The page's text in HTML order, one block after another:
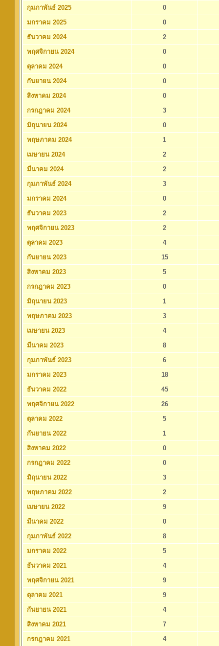
กุมภาพันธ์ 2025
0
มกราคม 2025
0
ธันวาคม 2024
2
พฤศจิกายน 2024
0
ตุลาคม 2024
0
กันยายน 2024
0
สิงหาคม 2024
0
กรกฎาคม 2024
3
มิถุนายน 2024
0
พฤษภาคม 2024
1
เมษายน 2024
2
มีนาคม 2024
2
กุมภาพันธ์ 2024
3
มกราคม 2024
0
ธันวาคม 2023
2
พฤศจิกายน 2023
2
ตุลาคม 2023
4
กันยายน 2023
15
สิงหาคม 2023
5
กรกฎาคม 2023
0
มิถุนายน 2023
1
พฤษภาคม 2023
3
เมษายน 2023
4
มีนาคม 2023
8
กุมภาพันธ์ 2023
6
มกราคม 2023
18
ธันวาคม 2022
45
พฤศจิกายน 2022
26
ตุลาคม 2022
5
กันยายน 2022
1
สิงหาคม 2022
0
กรกฎาคม 2022
0
มิถุนายน 2022
3
พฤษภาคม 2022
2
เมษายน 2022
9
มีนาคม 2022
0
กุมภาพันธ์ 2022
8
มกราคม 2022
5
ธันวาคม 2021
4
พฤศจิกายน 2021
9
ตุลาคม 2021
9
กันยายน 2021
4
สิงหาคม 2021
7
กรกฎาคม 2021
4